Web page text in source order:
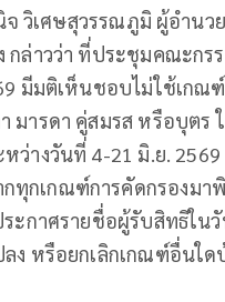
วิเศษสุวรรณภูมิ ผู้อำนว
กล่าวว่า ที่ประชุมคณะกร
มีมติเห็นชอบไม่ใช้เก
มารดา คู่สมรส หรือบุตร
ว่างวันที่ 4-21 มิ.ย.
ทุกเกณฑ์การคัดกรองม
ะกาศรายชื่อผู้รับสิทธิใน
ง หรือยกเลิกเกณฑ์อื่นใ